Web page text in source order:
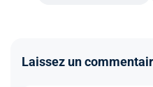
Laissez un